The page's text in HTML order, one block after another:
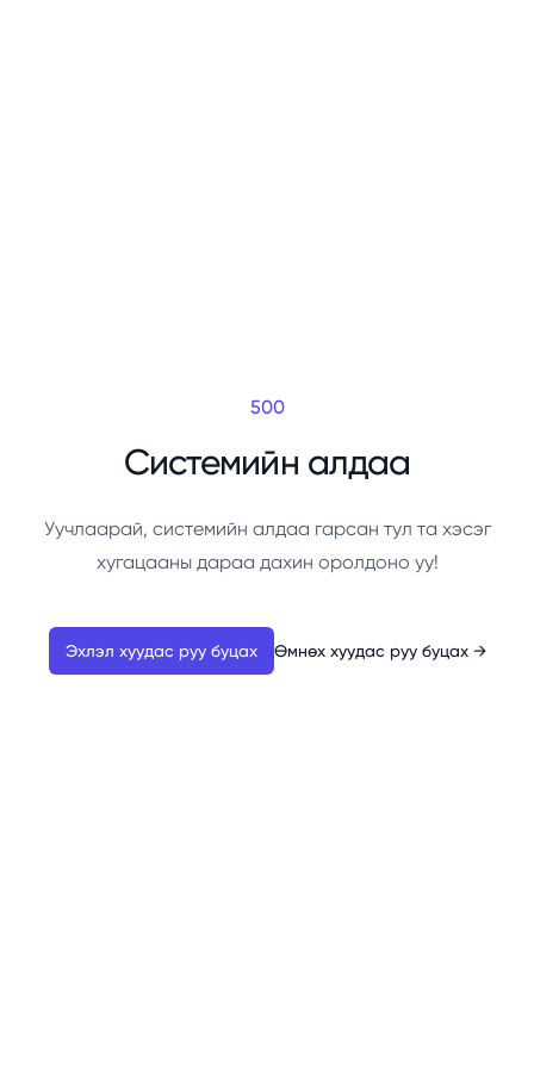
500
Системийн алдаа
Уучлаарай, системийн алдаа гарсан тул та хэсэг
хугацааны дараа дахин оролдоно уу!
Эхлэл хуудас руу буцах Өмнөх хуудас руу буцах →